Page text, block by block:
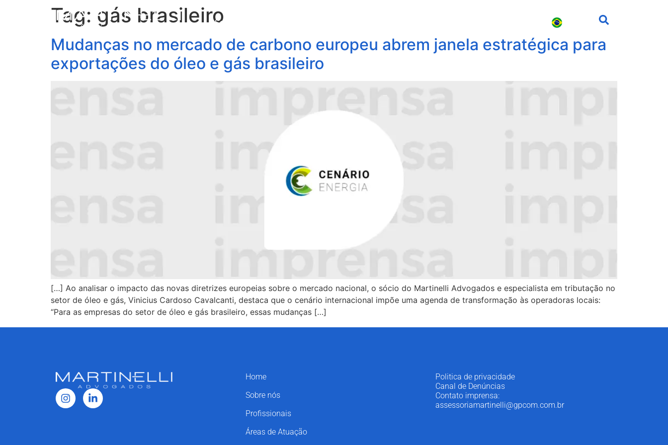
Sobre Nós
Tag: gás brasileiro
Mudanças no mercado de carbono europeu abrem janela estratégica para
exportações do óleo e gás brasileiro
[…] Ao analisar o impacto das novas diretrizes europeias sobre o mercado nacional, o sócio do Martinelli Advogados e especialista em tributação no
setor de óleo e gás, Vinicius Cardoso Cavalcanti, destaca que o cenário internacional impõe uma agenda de transformação às operadoras locais:
“Para as empresas do setor de óleo e gás brasileiro, essas mudanças […]
Home
Sobre nós
Profissionais
Áreas de Atuação
Politica de privacidade
Canal de Denúncias
Contato imprensa:
assessoriamartinelli@gpcom.com.br